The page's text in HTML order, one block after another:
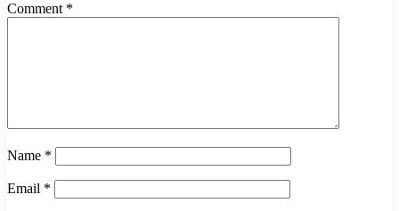
Comment *
Name *
Email *